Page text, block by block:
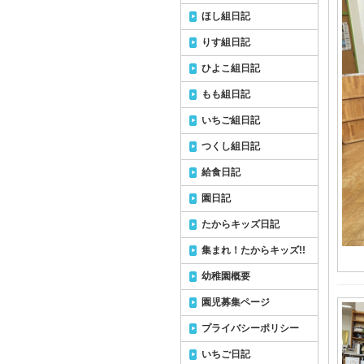
ほし組日記
りす組日記
ひよこ組日記
もも組日記
いちご組日記
つくし組日記
給食日記
園日記
たからキッズ日記
集まれ！たからキッズ!!
幼稚園概要
園児募集ページ
プライバシーポリシー
いちご日記